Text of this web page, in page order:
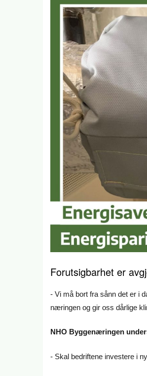
Forutsigbarhet er
- Vi må bort fra sånn det er i
næringen og gir oss dårlige
NHO Byggenæringen
- Skal bedriftene investere i